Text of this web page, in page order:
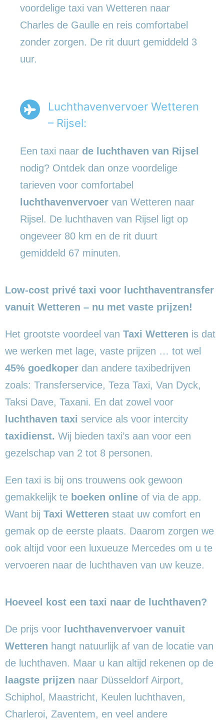
voordelige taxi van Wetteren naar
Charles de Gaulle en reis comfortabel
zonder zorgen. De rit duurt gemiddeld 3
uur.
Luchthavenvervoer Wetteren
– Rijsel:
Een taxi naar de luchthaven van Rijsel
nodig? Ontdek dan onze voordelige
tarieven voor comfortabel
luchthavenvervoer van Wetteren naar
Rijsel. De luchthaven van Rijsel ligt op
ongeveer 80 km en de rit duurt
gemiddeld 67 minuten.
Low-cost privé taxi voor luchthaventransfer
vanuit Wetteren – nu met vaste prijzen!
Het grootste voordeel van Taxi Wetteren is dat
we werken met lage, vaste prijzen … tot wel
45% goedkoper dan andere taxibedrijven
zoals: Transferservice, Teza Taxi, Van Dyck,
Taksi Dave, Taxani. En dat zowel voor
luchthaven taxi service als voor intercity
taxidienst. Wij bieden taxi’s aan voor een
gezelschap van 2 tot 8 personen.
Een taxi is bij ons trouwens ook gewoon
gemakkelijk te boeken online of via de app.
Want bij Taxi Wetteren staat uw comfort en
gemak op de eerste plaats. Daarom zorgen we
ook altijd voor een luxueuze Mercedes om u te
vervoeren naar de luchthaven van uw keuze.
Hoeveel kost een taxi naar de luchthaven?
De prijs voor luchthavenvervoer vanuit
Wetteren hangt natuurlijk af van de locatie van
de luchthaven. Maar u kan altijd rekenen op de
laagste prijzen naar Düsseldorf Airport,
Schiphol, Maastricht, Keulen luchthaven,
Charleroi, Zaventem, en veel andere